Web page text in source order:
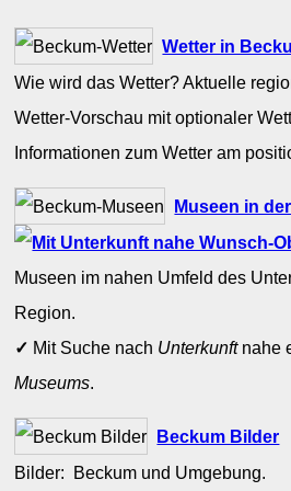
Wetter in
Wie wird das Wetter? Aktuelle
Wetter-Vorschau mit optionaler
Informationen zum Wetter am
Museen in
Museen im nahen Umfeld des
Region.
✓ Mit Suche nach Unterkunftnahe
Museums.
Beckum Bilder
Bilder: Beckum und Umgebung.